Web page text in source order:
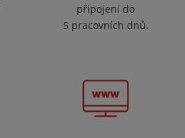
připojení do
5 pracovních dnů.